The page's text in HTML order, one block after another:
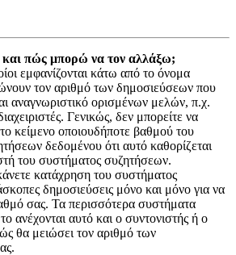
και πώς μπορώ να τον αλλάξω;
εμφανίζονται κάτω από το όνομα
τον αριθμό των δημοσιεύσεων που
αναγνωριστικό ορισμένων μελών, π.χ.
Γενικώς, δεν μπορείτε να
κείμενο οποιουδήποτε βαθμού του
δεδομένου ότι αυτό καθορίζεται
του συστήματος συζητήσεων.
κατάχρηση του συστήματος
δημοσιεύσεις μόνο και μόνο για να
σας. Τα περισσότερα συστήματα
ανέχονται αυτό και ο συντονιστής ή ο
θα μειώσει τον αριθμό των